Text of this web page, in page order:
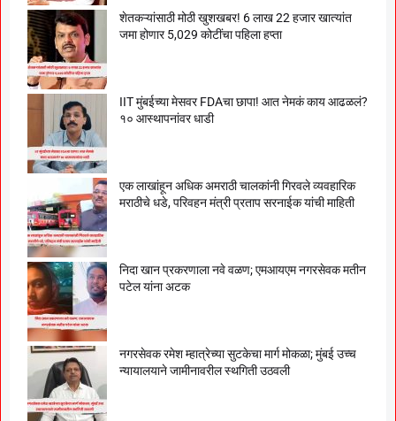
शेतकऱ्यांसाठी मोठी खुशखबर! 6 लाख 22 हजार खात्यांत
जमा होणार 5,029 कोटींचा पहिला हप्ता
IIT मुंबईच्या मेसवर FDAचा छापा! आत नेमकं काय आढळलं?
१० आस्थापनांवर धाडी
एक लाखांहून अधिक अमराठी चालकांनी गिरवले व्यवहारिक
मराठीचे धडे, परिवहन मंत्री प्रताप सरनाईक यांची माहिती
निदा खान प्रकरणाला नवे वळण; एमआयएम नगरसेवक मतीन
पटेल यांना अटक
नगरसेवक रमेश म्हात्रेच्या सुटकेचा मार्ग मोकळा; मुंबई उच्च
न्यायालयाने जामीनावरील स्थगिती उठवली